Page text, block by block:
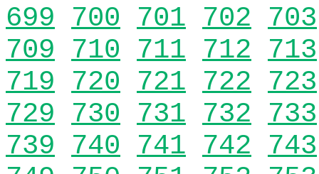
699 700 701 702 703
709 710 711 712 713
719 720 721 722 723
729 730 731 732 733
739 740 741 742 743